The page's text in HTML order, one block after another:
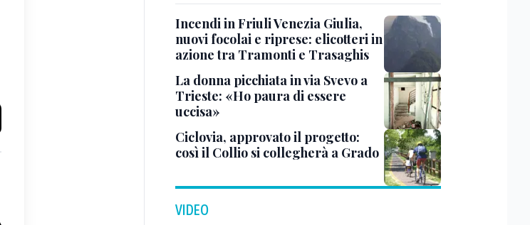
Incendi in Friuli Venezia Giulia,
nuovi focolai e riprese: elicotteri in
azione tra Tramonti e Trasaghis
La donna picchiata in via Svevo a
Trieste: «Ho paura di essere
uccisa»
Ciclovia, approvato il progetto:
così il Collio si collegherà a Grado
VIDEO